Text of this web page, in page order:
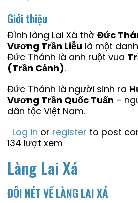
Giới thiệu
Đình làng Lai Xá thờ Đức
Vương Trần Liễu là một
Đức Thánh là anh ruột vua
(Trần Cảnh).
Đức Thánh là người sinh ra
Vương Trần Quốc Tuấn –
dân tộc Việt Nam.
Log in or register to post
134 lượt xem
Làng Lai Xá
ĐÔI NÉT VỀ LÀNG LAI XÁ